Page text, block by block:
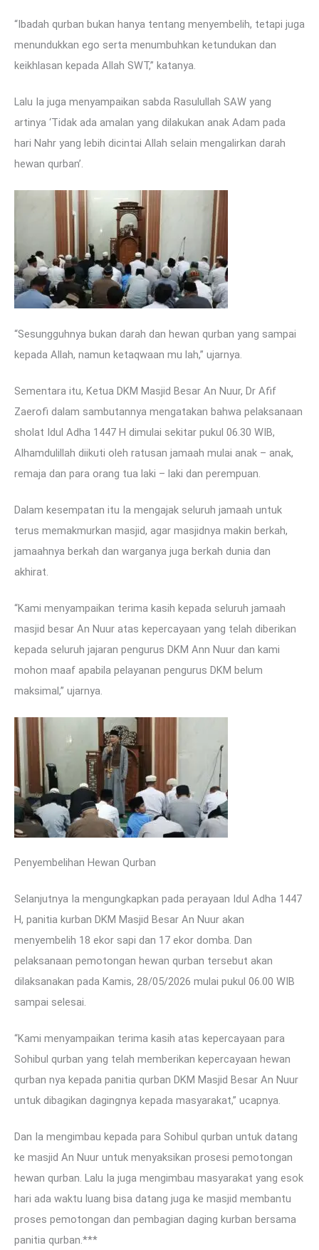
“Ibadah qurban bukan hanya tentang menyembelih, tetapi juga
menundukkan ego serta menumbuhkan ketundukan dan
keikhlasan kepada Allah SWT,” katanya.
Lalu Ia juga menyampaikan sabda Rasulullah SAW yang
artinya ‘Tidak ada amalan yang dilakukan anak Adam pada
hari Nahr yang lebih dicintai Allah selain mengalirkan darah
hewan qurban’.
“Sesungguhnya bukan darah dan hewan qurban yang sampai
kepada Allah, namun ketaqwaan mu lah,” ujarnya.
Sementara itu, Ketua DKM Masjid Besar An Nuur, Dr Afif
Zaerofi dalam sambutannya mengatakan bahwa pelaksanaan
sholat Idul Adha 1447 H dimulai sekitar pukul 06.30 WIB,
Alhamdulillah diikuti oleh ratusan jamaah mulai anak – anak,
remaja dan para orang tua laki – laki dan perempuan.
Dalam kesempatan itu Ia mengajak seluruh jamaah untuk
terus memakmurkan masjid, agar masjidnya makin berkah,
jamaahnya berkah dan warganya juga berkah dunia dan
akhirat.
“Kami menyampaikan terima kasih kepada seluruh jamaah
masjid besar An Nuur atas kepercayaan yang telah diberikan
kepada seluruh jajaran pengurus DKM Ann Nuur dan kami
mohon maaf apabila pelayanan pengurus DKM belum
maksimal,” ujarnya.
Penyembelihan Hewan Qurban
Selanjutnya Ia mengungkapkan pada perayaan Idul Adha 1447
H, panitia kurban DKM Masjid Besar An Nuur akan
menyembelih 18 ekor sapi dan 17 ekor domba. Dan
pelaksanaan pemotongan hewan qurban tersebut akan
dilaksanakan pada Kamis, 28/05/2026 mulai pukul 06.00 WIB
sampai selesai.
“Kami menyampaikan terima kasih atas kepercayaan para
Sohibul qurban yang telah memberikan kepercayaan hewan
qurban nya kepada panitia qurban DKM Masjid Besar An Nuur
untuk dibagikan dagingnya kepada masyarakat,” ucapnya.
Dan Ia mengimbau kepada para Sohibul qurban untuk datang
ke masjid An Nuur untuk menyaksikan prosesi pemotongan
hewan qurban. Lalu Ia juga mengimbau masyarakat yang esok
hari ada waktu luang bisa datang juga ke masjid membantu
proses pemotongan dan pembagian daging kurban bersama
panitia qurban.***